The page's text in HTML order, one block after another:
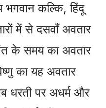
भगवान कल्कि, हिंदू
में से दसवाँ अवतार
के समय का अवतार
का यह अवतार
धरती पर अधर्म और